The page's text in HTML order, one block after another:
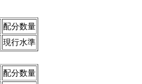
配分数量
現行水準
配分数量